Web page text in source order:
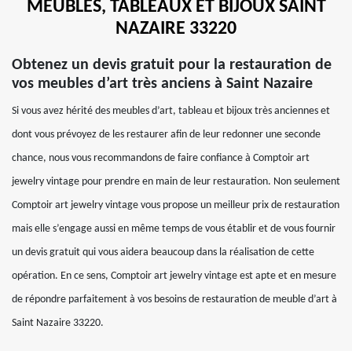
MEUBLES, TABLEAUX ET BIJOUX SAINT
NAZAIRE 33220
Obtenez un devis gratuit pour la restauration de
vos meubles d’art très anciens à Saint Nazaire
Si vous avez hérité des meubles d’art, tableau et bijoux très anciennes et
dont vous prévoyez de les restaurer afin de leur redonner une seconde
chance, nous vous recommandons de faire confiance à Comptoir art
jewelry vintage pour prendre en main de leur restauration. Non seulement
Comptoir art jewelry vintage vous propose un meilleur prix de restauration
mais elle s’engage aussi en même temps de vous établir et de vous fournir
un devis gratuit qui vous aidera beaucoup dans la réalisation de cette
opération. En ce sens, Comptoir art jewelry vintage est apte et en mesure
de répondre parfaitement à vos besoins de restauration de meuble d’art à
Saint Nazaire 33220.